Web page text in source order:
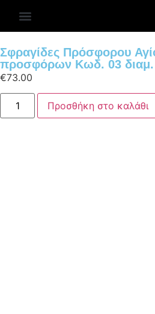
Σφραγίδες Πρόσφορου
προσφόρων Κωδ. 03 διαμ.
€73.00
Προσθήκη στο καλάθι